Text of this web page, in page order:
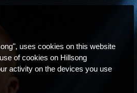
uses cookies on this website
of cookies on Hillsong
activity on the devices you use